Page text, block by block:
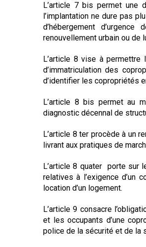
L’article 7 bis permet une
l’implantation ne dure pas
d’hébergement
renouvellement urbain ou de
L’article 8 vise à permettre
d’immatriculation des
d’identifier les copropriétés
L’article 8 bis permet au
diagnostic décennal de
L’article 8 ter procède à un
livrant aux pratiques de
L’article 8 quater porte sur
relatives à l’exigence d’un
location d’un logement.
L’article 9 consacre
et les occupants d’une
police de la sécurité et de la